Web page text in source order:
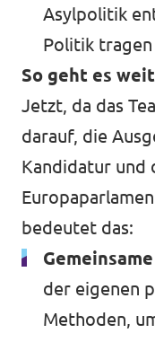
Asylpolitik
Politik
So geht es
Jetzt, da das
darauf, die
Kandidatur und
bedeutet das:
der eigenen
Methoden,